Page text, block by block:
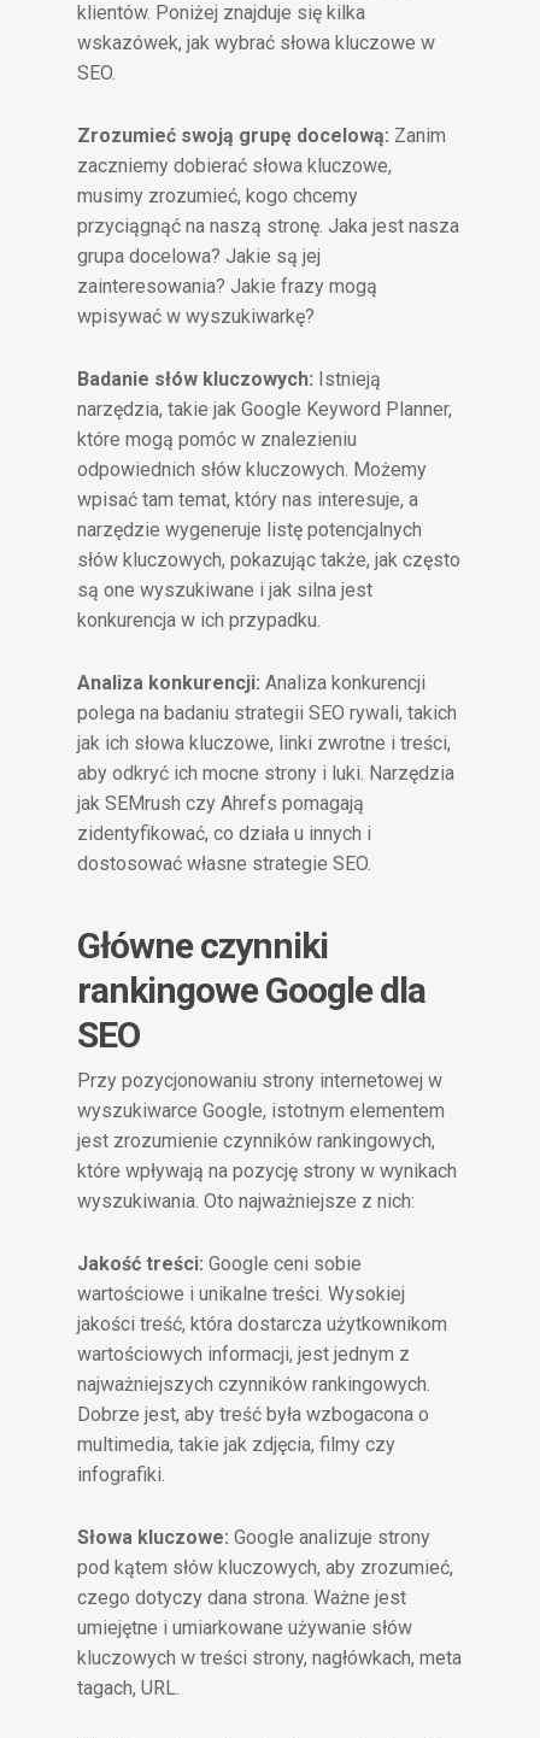
klientów. Poniżej znajduje się kilka
wskazówek, jak wybrać słowa kluczowe w
SEO.
Zrozumieć swoją grupę docelową: Zanim
zaczniemy dobierać słowa kluczowe,
musimy zrozumieć, kogo chcemy
przyciągnąć na naszą stronę. Jaka jest nasza
grupa docelowa? Jakie są jej
zainteresowania? Jakie frazy mogą
wpisywać w wyszukiwarkę?
Badanie słów kluczowych: Istnieją
narzędzia, takie jak Google Keyword Planner,
które mogą pomóc w znalezieniu
odpowiednich słów kluczowych. Możemy
wpisać tam temat, który nas interesuje, a
narzędzie wygeneruje listę potencjalnych
słów kluczowych, pokazując także, jak często
są one wyszukiwane i jak silna jest
konkurencja w ich przypadku.
Analiza konkurencji: Analiza konkurencji
polega na badaniu strategii SEO rywali, takich
jak ich słowa kluczowe, linki zwrotne i treści,
aby odkryć ich mocne strony i luki. Narzędzia
jak SEMrush czy Ahrefs pomagają
zidentyfikować, co działa u innych i
dostosować własne strategie SEO.
Główne czynniki
rankingowe Google dla
SEO
Przy pozycjonowaniu strony internetowej w
wyszukiwarce Google, istotnym elementem
jest zrozumienie czynników rankingowych,
które wpływają na pozycję strony w wynikach
wyszukiwania. Oto najważniejsze z nich:
Jakość treści: Google ceni sobie
wartościowe i unikalne treści. Wysokiej
jakości treść, która dostarcza użytkownikom
wartościowych informacji, jest jednym z
najważniejszych czynników rankingowych.
Dobrze jest, aby treść była wzbogacona o
multimedia, takie jak zdjęcia, filmy czy
infografiki.
Słowa kluczowe: Google analizuje strony
pod kątem słów kluczowych, aby zrozumieć,
czego dotyczy dana strona. Ważne jest
umiejętne i umiarkowane używanie słów
kluczowych w treści strony, nagłówkach, meta
tagach, URL.